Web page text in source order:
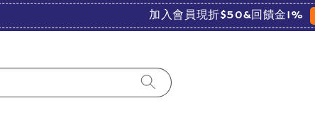
加入會員現折$50&回饋金1%